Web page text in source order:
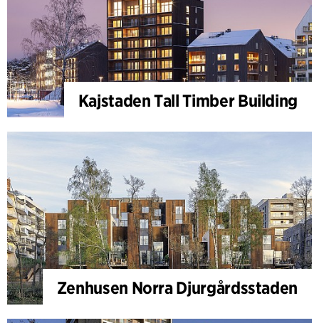
Kajstaden Tall Timber Building
Zenhusen Norra Djurgårdsstaden